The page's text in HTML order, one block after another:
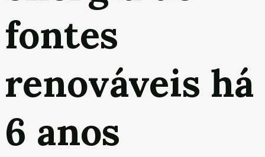
fontes
renováveis há
6 anos